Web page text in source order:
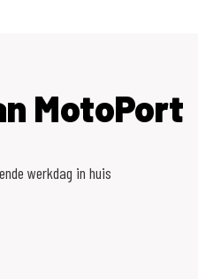
MotoPort
werkdag in huis